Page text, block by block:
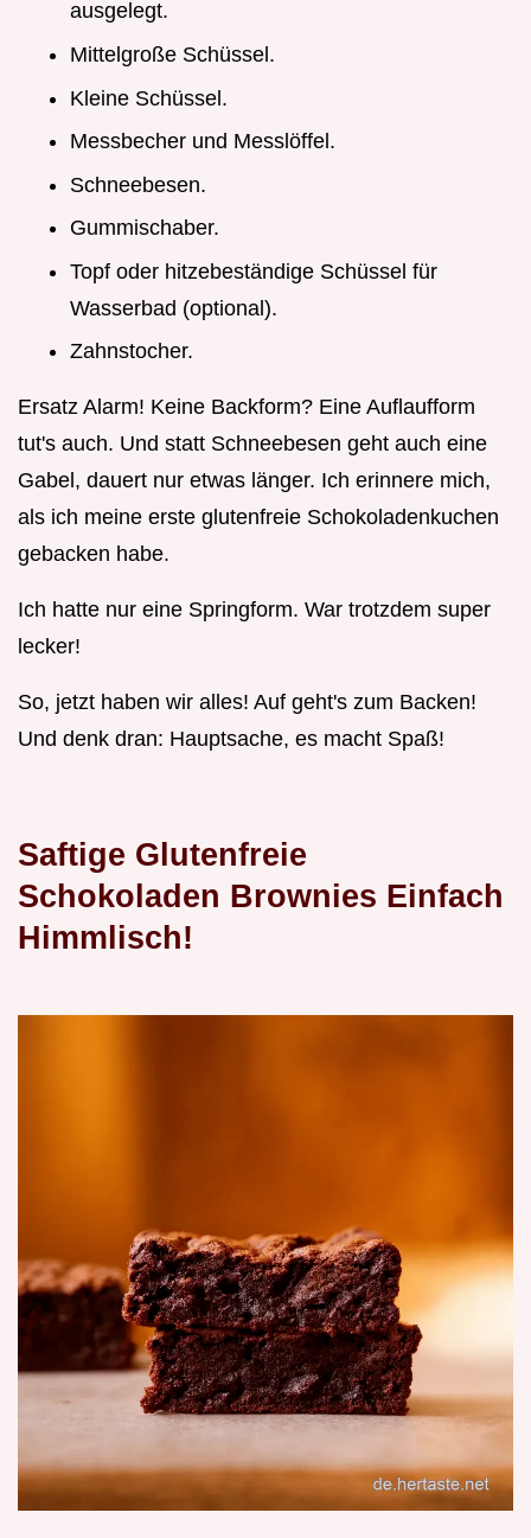
ausgelegt.
Mittelgroße Schüssel.
Kleine Schüssel.
Messbecher und Messlöffel.
Schneebesen.
Gummischaber.
Topf oder hitzebeständige Schüssel für
Wasserbad (optional).
Zahnstocher.
Ersatz Alarm! Keine Backform? Eine Auflaufform
tut's auch. Und statt Schneebesen geht auch eine
Gabel, dauert nur etwas länger. Ich erinnere mich,
als ich meine erste glutenfreie Schokoladenkuchen
gebacken habe.
Ich hatte nur eine Springform. War trotzdem super
lecker!
So, jetzt haben wir alles! Auf geht's zum Backen!
Und denk dran: Hauptsache, es macht Spaß!
Saftige Glutenfreie
Schokoladen Brownies Einfach
Himmlisch!